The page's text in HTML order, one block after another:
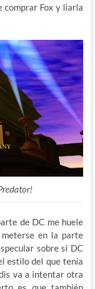
comprar Fox y liarla
de DC me huele
en la parte
sobre si DC
estilo del que tenía
va a intentar otra